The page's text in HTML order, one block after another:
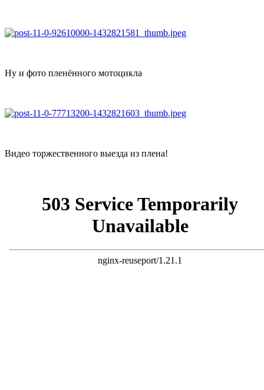
Ну и фото пленённого мотоцикла
Видео торжественного выезда из плена!